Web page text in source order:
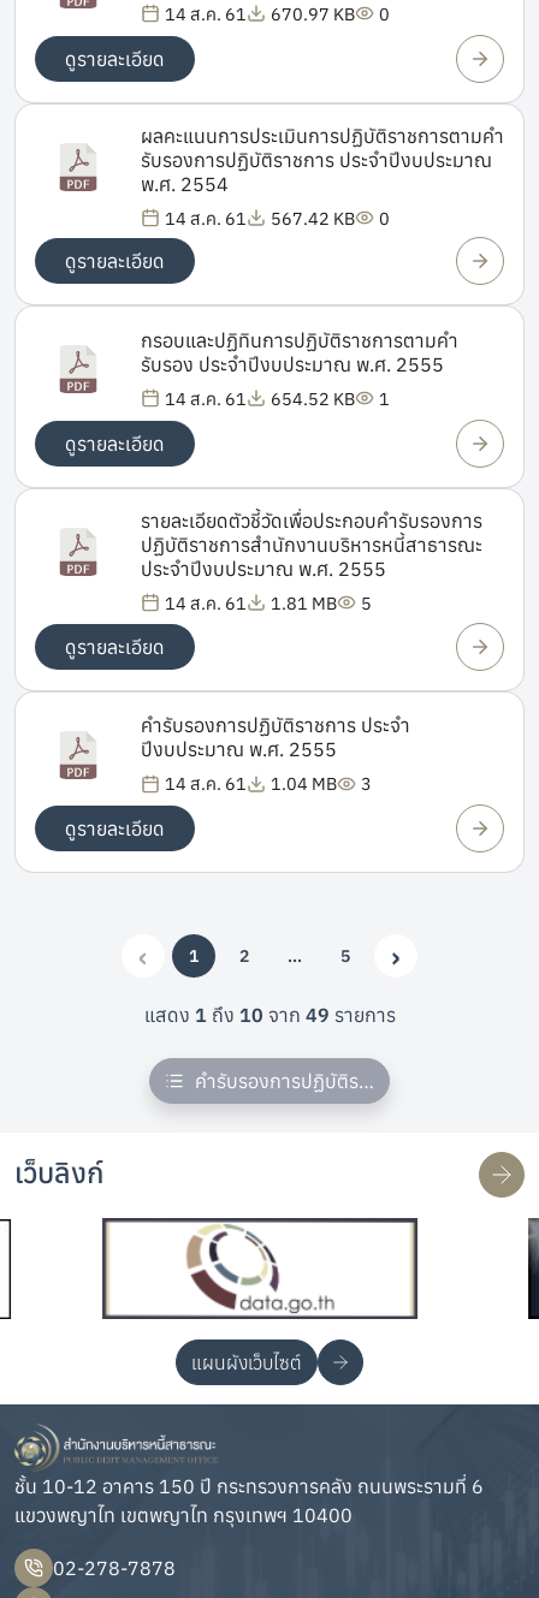
14 ส.ค. 61 670.97 KB 0
ดูรายละเอียด
ผลคะแนนการประเมินการปฏิบัติราชการตามคำ
รับรองการปฏิบัติราชการ ประจำปีงบประมาณ
พ.ศ. 2554
14 ส.ค. 61 567.42 KB 0
ดูรายละเอียด
กรอบและปฏิทินการปฏิบัติราชการตามคำ
รับรอง ประจำปีงบประมาณ พ.ศ. 2555
14 ส.ค. 61 654.52 KB 1
ดูรายละเอียด
รายละเอียดตัวชี้วัดเพื่อประกอบคำรับรองการ
ปฏิบัติราชการสำนักงานบริหารหนี้สาธารณะ
ประจำปีงบประมาณ พ.ศ. 2555
14 ส.ค. 61 1.81 MB 5
ดูรายละเอียด
คำรับรองการปฏิบัติราชการ ประจำ
ปีงบประมาณ พ.ศ. 2555
14 ส.ค. 61 1.04 MB 3
ดูรายละเอียด
แสดง 1 ถึง 10 จาก 49 รายการ
‹
Previous
1(current)
2 …More 5 ›
Next
คำรับรองการปฏิบัติราชการ
เว็บลิงก์
แผนผังเว็บไซต์
ชั้น 10-12 อาคาร 150 ปี กระทรวงการคลัง ถนนพระรามที่ 6
แขวงพญาไท เขตพญาไท กรุงเทพฯ 10400
02-278-7878